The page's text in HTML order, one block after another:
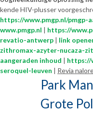
kende HIV-plusser
https://www.pmgp.nl/pmgp-
www.pmgp.nl | https://
revatio-antwerp | link
zithromax-azyter-nucaza-
aangeraden inhoud | https://
seroquel-leuven | Revia
Park
Grote